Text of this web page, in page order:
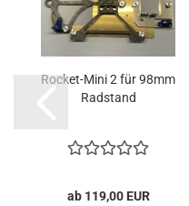
Rocket-Mini 2 für 98mm
Radstand
ab 119,00 EUR